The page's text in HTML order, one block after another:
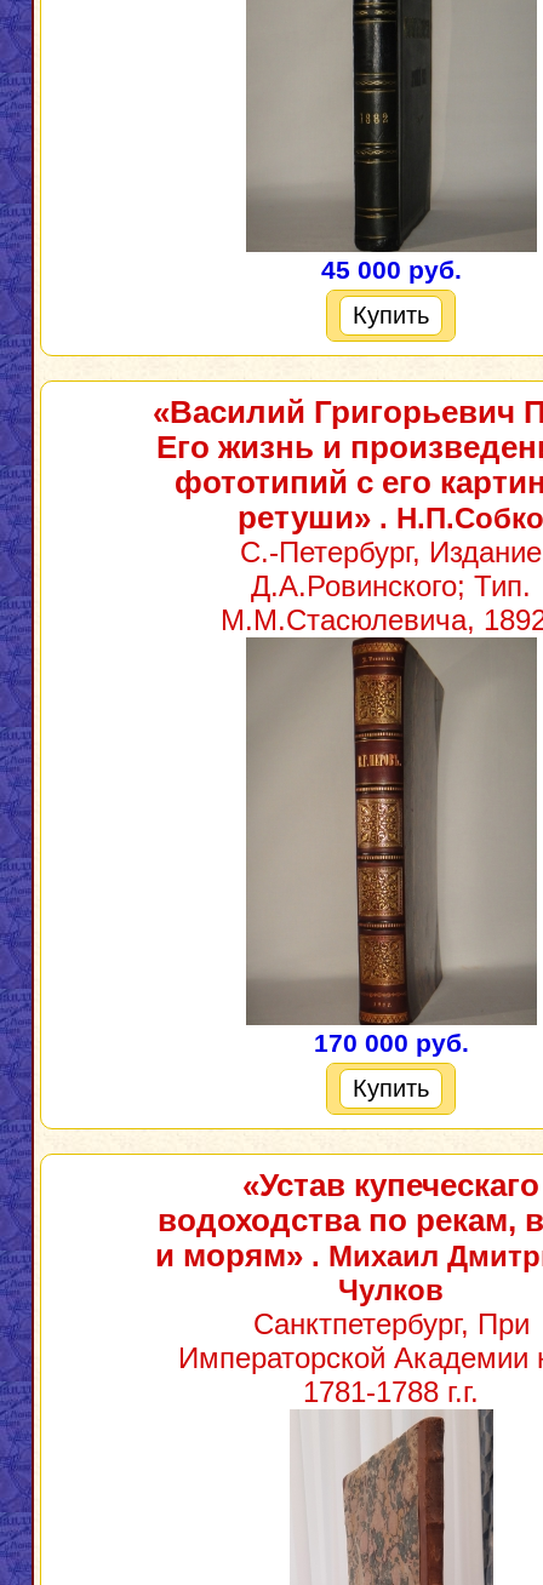
45 000 руб.
Купить
«Василий Григорьевич
Его жизнь и
фототипий с его
ретуши» . Н.П.Собко
С.-Петербург, Издание
Д.А.Ровинского; Тип.
М.М.Стасюлевича,
170 000 руб.
Купить
«Устав купеческаго
водоходства по рекам,
и морям». Михаил
Чулков
Санктпетербург, При
Императорской Академии
1781-1788 г.г.